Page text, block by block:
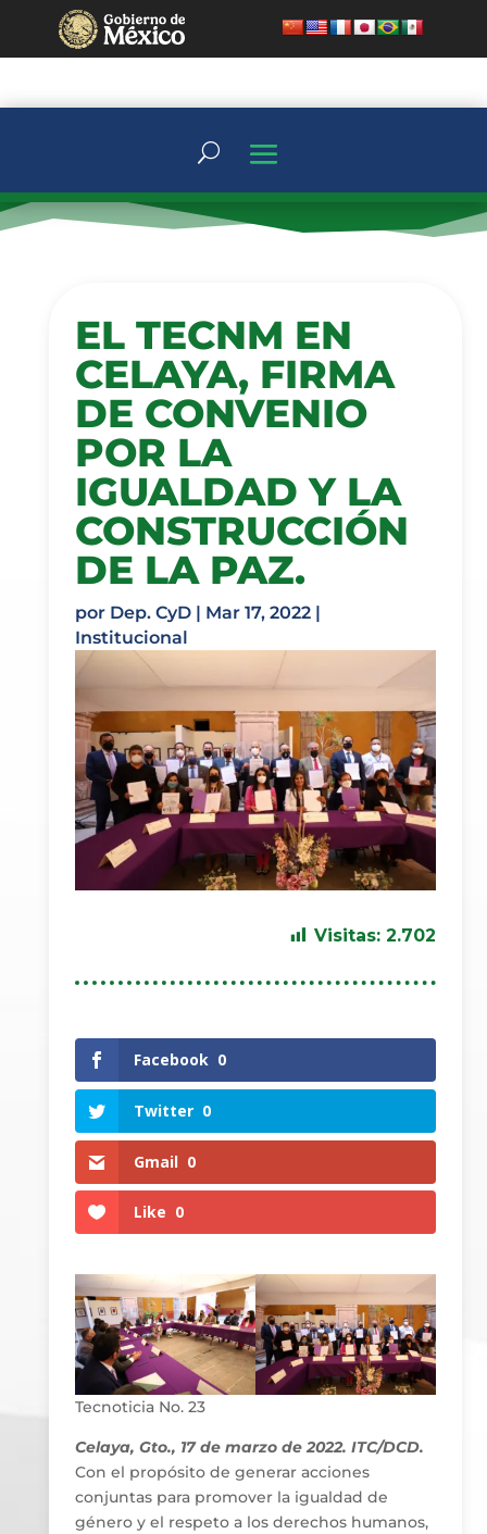
EL TECNM EN
CELAYA, FIRMA
DE CONVENIO
POR LA
IGUALDAD Y LA
CONSTRUCCIÓN
DE LA PAZ.
por Dep. CyD| Mar 17, 2022|
Institucional
Visitas: 2.702
Facebook 0
Twitter 0
Gmail 0
Like 0
Tecnoticia No. 23
Celaya, Gto., 17 de marzo de 2022. ITC/DCD.
Con el propósito de generar acciones
conjuntas para promover la igualdad de
género y el respeto a los derechos humanos,